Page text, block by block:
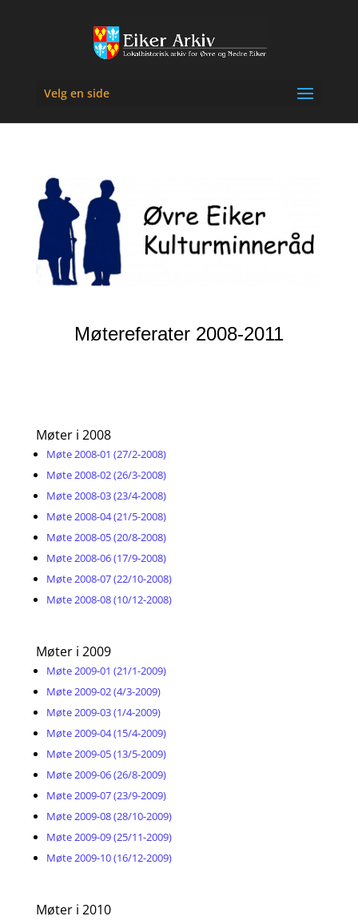
Velg en side
Møtereferater 2008-2011
Møter i 2008
Møte 2008-01 (27/2-2008)
Møte 2008-02 (26/3-2008)
Møte 2008-03 (23/4-2008)
Møte 2008-04 (21/5-2008)
Møte 2008-05 (20/8-2008)
Møte 2008-06 (17/9-2008)
Møte 2008-07 (22/10-2008)
Møte 2008-08 (10/12-2008)
Møter i 2009
Møte 2009-01 (21/1-2009)
Møte 2009-02 (4/3-2009)
Møte 2009-03 (1/4-2009)
Møte 2009-04 (15/4-2009)
Møte 2009-05 (13/5-2009)
Møte 2009-06 (26/8-2009)
Møte 2009-07 (23/9-2009)
Møte 2009-08 (28/10-2009)
Møte 2009-09 (25/11-2009)
Møte 2009-10 (16/12-2009)
Møter i 2010